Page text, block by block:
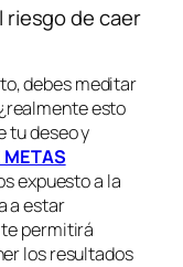
riesgo de caer
debes meditar
esto
tu deseo y
METAS
expuesto a la
a estar
permitirá
los resultados